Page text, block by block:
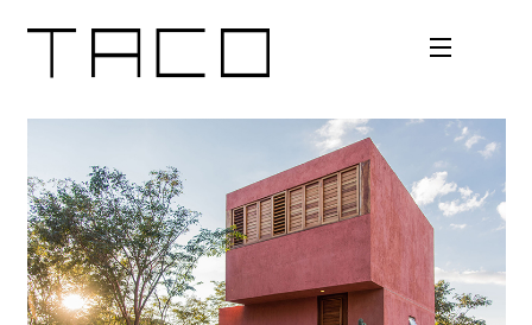
Bio
Areas
Alcances
Tipos
Contacto